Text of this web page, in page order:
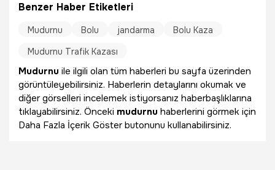
Benzer Haber Etiketleri
Mudurnu Bolu jandarma
Bolu Kaza
Mudurnu Trafik Kazası
Mudurnu ile ilgili olan tüm haberleri bu sayfa üzerinden
görüntüleyebilirsiniz. Haberlerin detaylarını okumak ve
diğer görselleri incelemek istiyorsanız haberbaşlıklarına
tıklayabilirsiniz. Önceki mudurnu haberlerini görmek için
Daha Fazla İçerik Göster butonunu kullanabilirsiniz.